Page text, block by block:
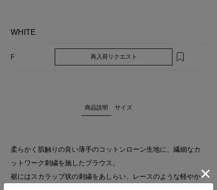
WHITE
F 再入荷リクエスト
商品説明 サイズ
柔らかく肌触りの良い薄手のコットンローン生地に、繊細なカ
ットワーク刺繍を施したブラウス。
裾にはスカラップ状の刺繍をあしらい、レースのような軽やか